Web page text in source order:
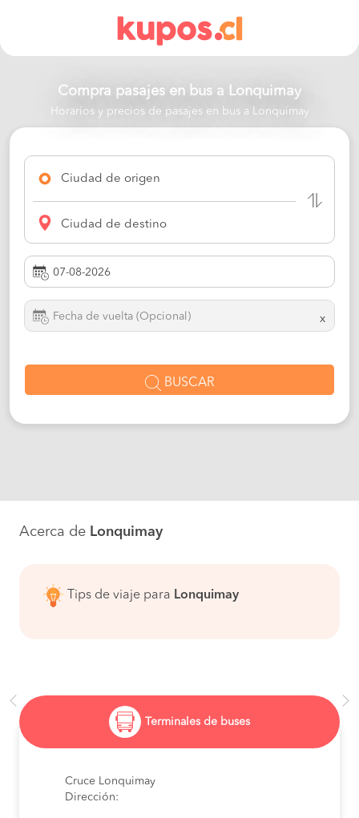
Compra pasajes en bus a Lonquimay
Horarios y precios de pasajes en bus a Lonquimay
Ciudad de origen
Ciudad de destino
x
BUSCAR
Acerca de Lonquimay
Tips de viaje para Lonquimay
Terminales de buses
Cruce Lonquimay
Dirección: